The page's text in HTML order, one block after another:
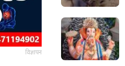
विज्ञापन